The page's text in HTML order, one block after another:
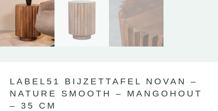
LABEL51 BIJZETTAFEL NOVAN –
NATURE SMOOTH – MANGOHOUT
– 35 CM